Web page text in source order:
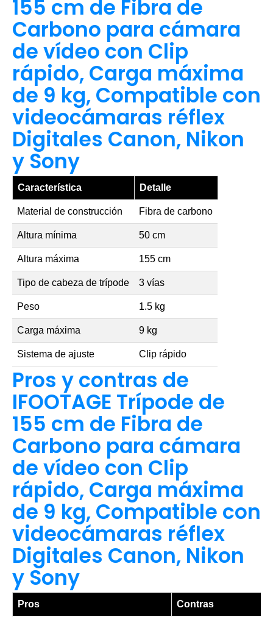
155 cm de Fibra de
Carbono para cámara
de vídeo con Clip
rápido, Carga máxima
de 9 kg, Compatible con
videocámaras réflex
Digitales Canon, Nikon
y Sony
Característica Detalle
Material de construcción Fibra de carbono
Altura mínima 50 cm
Altura máxima 155 cm
Tipo de cabeza de trípode 3 vías
Peso 1.5 kg
Carga máxima 9 kg
Sistema de ajuste Clip rápido
Pros y contras de
IFOOTAGE Trípode de
155 cm de Fibra de
Carbono para cámara
de vídeo con Clip
rápido, Carga máxima
de 9 kg, Compatible con
videocámaras réflex
Digitales Canon, Nikon
y Sony
Pros Contras